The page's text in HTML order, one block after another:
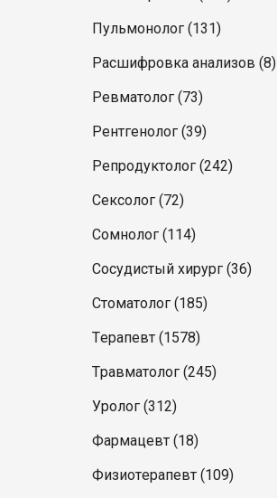
Пульмонолог (131)
Расшифровка анализов (8)
Ревматолог (73)
Рентгенолог (39)
Репродуктолог (242)
Сексолог (72)
Сомнолог (114)
Сосудистый хирург (36)
Стоматолог (185)
Терапевт (1578)
Травматолог (245)
Уролог (312)
Фармацевт (18)
Физиотерапевт (109)